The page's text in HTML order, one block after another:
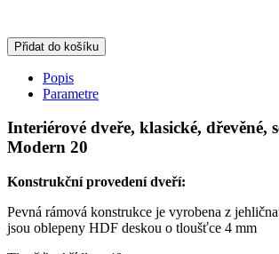
Přidat do košíku
Popis
Parametre
Interiérové dveře, klasické, dřevěné,
Modern 20
Konstrukční provedení dveří:
Pevná rámová konstrukce je vyrobena z
jsou oblepeny HDF deskou o tloušťce 4 mm